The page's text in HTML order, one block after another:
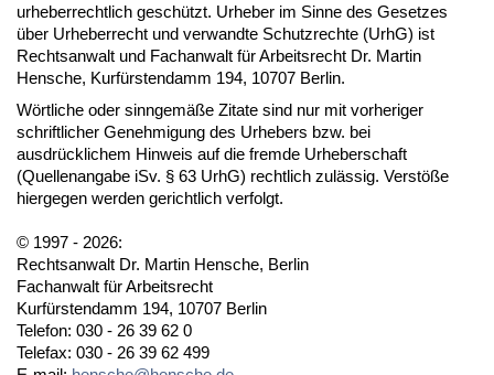
urheberrechtlich geschützt. Urheber im Sinne des Gesetzes
über Urheberrecht und verwandte Schutzrechte (UrhG) ist
Rechtsanwalt und Fachanwalt für Arbeitsrecht Dr. Martin
Hensche, Kurfürstendamm 194, 10707 Berlin.
Wörtliche oder sinngemäße Zitate sind nur mit vorheriger
schriftlicher Genehmigung des Urhebers bzw. bei
ausdrücklichem Hinweis auf die fremde Urheberschaft
(Quellenangabe iSv. § 63 UrhG) rechtlich zulässig. Verstöße
hiergegen werden gerichtlich verfolgt.
© 1997 - 2026:
Rechtsanwalt Dr. Martin Hensche, Berlin
Fachanwalt für Arbeitsrecht
Kurfürstendamm 194, 10707 Berlin
Telefon: 030 - 26 39 62 0
Telefax: 030 - 26 39 62 499